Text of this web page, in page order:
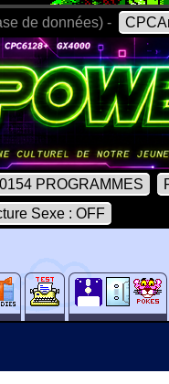
de données) -
PROGRAMMES
Sexe : OFF